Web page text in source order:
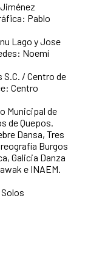
Pablo
Lago y Jose
Noemí
S.C. / Centro de
Centro
Municipal de
de Quepos.
Dansa, Tres
Burgos
Galicia Danza
e INAEM.